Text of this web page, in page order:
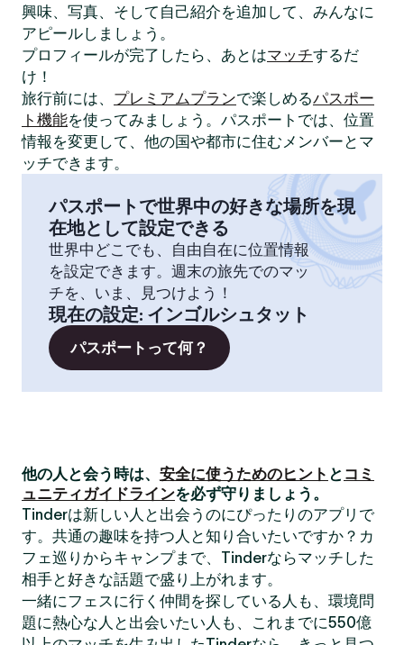
興味、写真、そして自己紹介を追加して、みんなに
アピールしましょう。
プロフィールが完了したら、あとはマッチするだ
け！
旅行前には、 プレミアムプランで楽しめるパスポー
ト機能を使ってみましょう。パスポートでは、位置
情報を変更して、他の国や都市に住むメンバーとマ
ッチできます。
パスポートで世界中の好きな場所を現
在地として設定できる
世界中どこでも、自由自在に位置情報
を設定できます。週末の旅先でのマッ
チを、いま、見つけよう！
現在の設定: インゴルシュタット
パスポートって何？
他の人と会う時は、 安全に使うためのヒント と コミ
ュニティガイドラインを必ず守りましょう。
Tinderは新しい人と出会うのにぴったりのアプリで
す。共通の趣味を持つ人と知り合いたいですか？カ
フェ巡りからキャンプまで、Tinderならマッチした
相手と好きな話題で盛り上がれます。
一緒にフェスに行く仲間を探している人も、環境問
題に熱心な人と出会いたい人も、これまでに550億